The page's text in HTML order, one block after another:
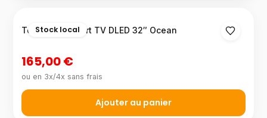
Stock local
Téléviseur Smart TV DLED 32″ Ocean
165,00 €
ou en 3x/4x sans frais
Ajouter au panier